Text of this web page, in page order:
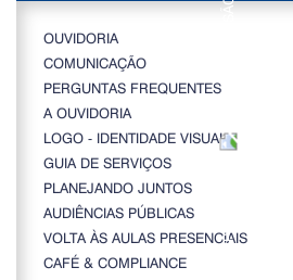
OUVIDORIA
COMUNICAÇÃO
PERGUNTAS FREQUENTES
A OUVIDORIA
LOGO - IDENTIDADE VISUAL
GUIA DE SERVIÇOS
PLANEJANDO JUNTOS
AUDIÊNCIAS PÚBLICAS
VOLTA ÀS AULAS PRESENCIAIS
CAFÉ & COMPLIANCE